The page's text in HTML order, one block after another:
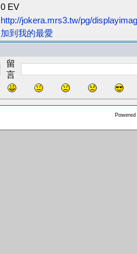
0 EV
http://jokera.mrs3.tw/pg/
加到我的最愛
留
言